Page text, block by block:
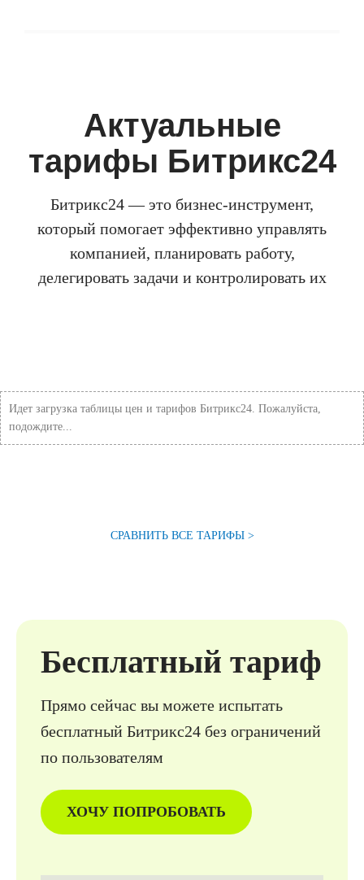
Актуальные
тарифы Битрикс24
Битрикс24 — это бизнес-инструмент,
который помогает эффективно управлять
компанией, планировать работу,
делегировать задачи и контролировать их
Идет загрузка таблицы цен и тарифов Битрикс24. Пожалуйста,
подождите...
СРАВНИТЬ ВСЕ ТАРИФЫ >
Бесплатный тариф
Прямо сейчас вы можете испытать
бесплатный Битрикс24 без ограни­чений
по пользователям
ХОЧУ ПОПРОБОВАТЬ